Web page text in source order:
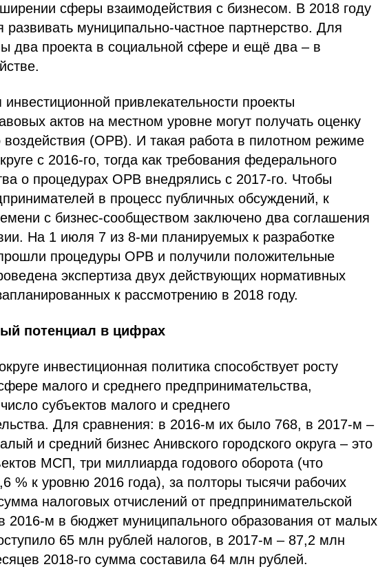
сферы взаимодействия с бизнесом. В 2018 году
развивать муниципально-частное партнерство. Для
два проекта в социальной сфере и ещё два – в
привлекательности проекты
актов на местном уровне могут получать оценку
воздействия (ОРВ). И такая работа в пилотном режиме
с 2016-го, тогда как требования федерального
о процедурах ОРВ внедрялись с 2017-го. Чтобы
в процесс публичных обсуждений, к
с бизнес-сообществом заключено два соглашения
На 1 июля 7 из 8-ми планируемых к разработке
процедуры ОРВ и получили положительные
экспертиза двух действующих нормативных
к рассмотрению в 2018 году.
потенциал в цифрах
инвестиционная политика способствует росту
малого и среднего предпринимательства,
субъектов малого и среднего
Для сравнения: в 2016-м их было 768, в 2017-м –
и средний бизнес Анивского городского округа – это
МСП, три миллиарда годового оборота (что
% к уровню 2016 года), за полторы тысячи рабочих
налоговых отчислений от предпринимательской
2016-м в бюджет муниципального образования от малых
65 млн рублей налогов, в 2017-м – 87,2 млн
2018-го сумма составила 64 млн рублей.